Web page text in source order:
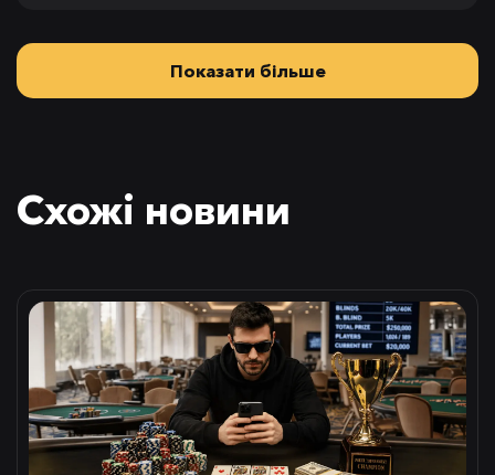
Показати більше
Схожі новини